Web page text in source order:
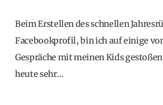
Beim Erstellen des schnellen
Facebookprofil, bin ich auf einige
Gespräche mit meinen Kids
heute sehr…